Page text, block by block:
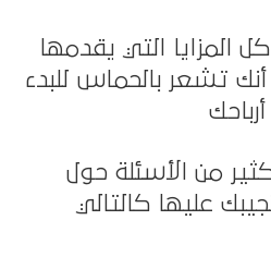
المزايا التي يقدمها
أنك تشعر بالحماس للبدء
من الأسئلة حول